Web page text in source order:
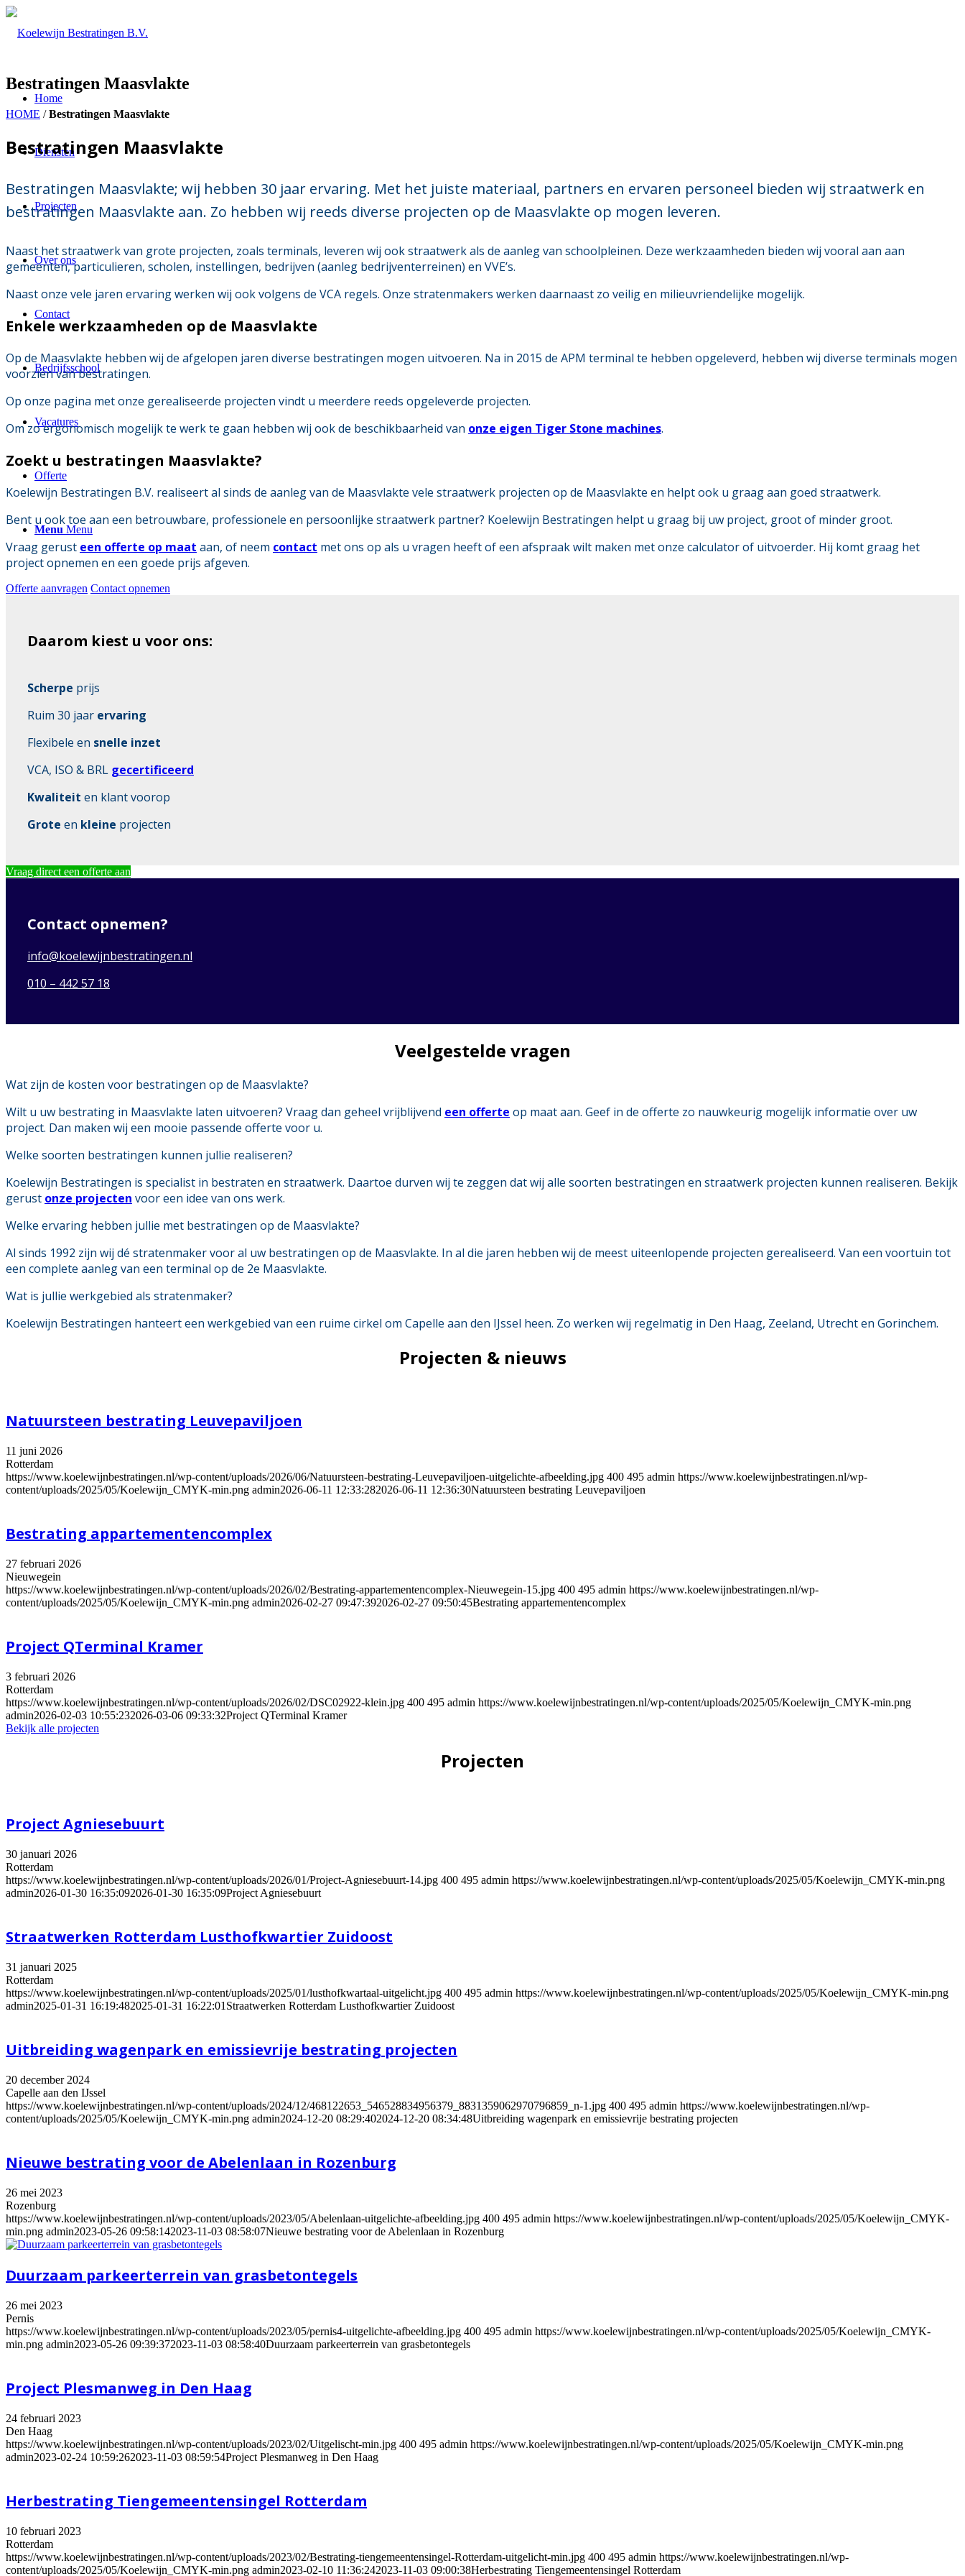
Home
Diensten
Projecten
Over ons
Contact
Bedrijfsschool
Vacatures
Offerte
Menu Menu
Bestratingen Maasvlakte
HOME /Bestratingen Maasvlakte
Bestratingen Maasvlakte
Bestratingen Maasvlakte; wij hebben 30 jaar ervaring. Met het juiste materiaal, partners en ervaren personeel bieden wij straatwerk en
bestratingen Maasvlakte aan. Zo hebben wij reeds diverse projecten op de Maasvlakte op mogen leveren.
Naast het straatwerk van grote projecten, zoals terminals, leveren wij ook straatwerk als de aanleg van schoolpleinen. Deze werkzaamheden bieden wij vooral aan aan
gemeenten, particulieren, scholen, instellingen, bedrijven (aanleg bedrijventerreinen) en VVE’s.
Naast onze vele jaren ervaring werken wij ook volgens de VCA regels. Onze stratenmakers werken daarnaast zo veilig en milieuvriendelijke mogelijk.
Enkele werkzaamheden op de Maasvlakte
Op de Maasvlakte hebben wij de afgelopen jaren diverse bestratingen mogen uitvoeren. Na in 2015 de APM terminal te hebben opgeleverd, hebben wij diverse terminals mogen
voorzien van bestratingen.
Op onze pagina met onze gerealiseerde projecten vindt u meerdere reeds opgeleverde projecten.
Om zo ergonomisch mogelijk te werk te gaan hebben wij ook de beschikbaarheid van onze eigen Tiger Stone machines.
Zoekt u bestratingen Maasvlakte?
Koelewijn Bestratingen B.V. realiseert al sinds de aanleg van de Maasvlakte vele straatwerk projecten op de Maasvlakte en helpt ook u graag aan goed straatwerk.
Bent u ook toe aan een betrouwbare, professionele en persoonlijke straatwerk partner? Koelewijn Bestratingen helpt u graag bij uw project, groot of minder groot.
Vraag gerust een offerte op maat aan, of neem contact met ons op als u vragen heeft of een afspraak wilt maken met onze calculator of uitvoerder. Hij komt graag het
project opnemen en een goede prijs afgeven.
Offerte aanvragen Contact opnemen
Daarom kiest u voor ons:
Scherpe prijs
Ruim 30 jaar ervaring
Flexibele en snelle inzet
VCA, ISO & BRL gecertificeerd
Kwaliteit en klant voorop
Grote en kleine projecten
Vraag direct een offerte aan
Contact opnemen?
info@koelewijnbestratingen.nl
010 – 442 57 18
Veelgestelde vragen
Wat zijn de kosten voor bestratingen op de Maasvlakte?
Wilt u uw bestrating in Maasvlakte laten uitvoeren? Vraag dan geheel vrijblijvend een offerte op maat aan. Geef in de offerte zo nauwkeurig mogelijk informatie over uw
project. Dan maken wij een mooie passende offerte voor u.
Welke soorten bestratingen kunnen jullie realiseren?
Koelewijn Bestratingen is specialist in bestraten en straatwerk. Daartoe durven wij te zeggen dat wij alle soorten bestratingen en straatwerk projecten kunnen realiseren. Bekijk
gerust onze projecten voor een idee van ons werk.
Welke ervaring hebben jullie met bestratingen op de Maasvlakte?
Al sinds 1992 zijn wij dé stratenmaker voor al uw bestratingen op de Maasvlakte. In al die jaren hebben wij de meest uiteenlopende projecten gerealiseerd. Van een voortuin tot
een complete aanleg van een terminal op de 2e Maasvlakte.
Wat is jullie werkgebied als stratenmaker?
Koelewijn Bestratingen hanteert een werkgebied van een ruime cirkel om Capelle aan den IJssel heen. Zo werken wij regelmatig in Den Haag, Zeeland, Utrecht en Gorinchem.
Projecten & nieuws
Natuursteen bestrating Leuvepaviljoen
11 juni 2026
Rotterdam
https://www.koelewijnbestratingen.nl/wp-content/uploads/2026/06/Natuursteen-bestrating-Leuvepaviljoen-uitgelichte-afbeelding.jpg 400 495 admin https://www.koelewijnbestratingen.nl/wp-
content/uploads/2025/05/Koelewijn_CMYK-min.png admin2026-06-11 12:33:282026-06-11 12:36:30Natuursteen bestrating Leuvepaviljoen
Bestrating appartementencomplex
27 februari 2026
Nieuwegein
https://www.koelewijnbestratingen.nl/wp-content/uploads/2026/02/Bestrating-appartementencomplex-Nieuwegein-15.jpg 400 495 admin https://www.koelewijnbestratingen.nl/wp-
content/uploads/2025/05/Koelewijn_CMYK-min.png admin2026-02-27 09:47:392026-02-27 09:50:45Bestrating appartementencomplex
Project QTerminal Kramer
3 februari 2026
Rotterdam
https://www.koelewijnbestratingen.nl/wp-content/uploads/2026/02/DSC02922-klein.jpg 400 495 admin https://www.koelewijnbestratingen.nl/wp-content/uploads/2025/05/Koelewijn_CMYK-min.png
admin2026-02-03 10:55:232026-03-06 09:33:32Project QTerminal Kramer
Bekijk alle projecten
Projecten
Project Agniesebuurt
30 januari 2026
Rotterdam
https://www.koelewijnbestratingen.nl/wp-content/uploads/2026/01/Project-Agniesebuurt-14.jpg 400 495 admin https://www.koelewijnbestratingen.nl/wp-content/uploads/2025/05/Koelewijn_CMYK-min.png
admin2026-01-30 16:35:092026-01-30 16:35:09Project Agniesebuurt
Straatwerken Rotterdam Lusthofkwartier Zuidoost
31 januari 2025
Rotterdam
https://www.koelewijnbestratingen.nl/wp-content/uploads/2025/01/lusthofkwartaal-uitgelicht.jpg 400 495 admin https://www.koelewijnbestratingen.nl/wp-content/uploads/2025/05/Koelewijn_CMYK-min.png
admin2025-01-31 16:19:482025-01-31 16:22:01 Straatwerken Rotterdam Lusthofkwartier Zuidoost
Uitbreiding wagenpark en emissievrije bestrating projecten
20 december 2024
Capelle aan den IJssel
https://www.koelewijnbestratingen.nl/wp-content/uploads/2024/12/468122653_546528834956379_8831359062970796859_n-1.jpg 400 495 admin https://www.koelewijnbestratingen.nl/wp-
content/uploads/2025/05/Koelewijn_CMYK-min.png admin2024-12-20 08:29:402024-12-20 08:34:48Uitbreiding wagenpark en emissievrije bestrating projecten
Nieuwe bestrating voor de Abelenlaan in Rozenburg
26 mei 2023
Rozenburg
https://www.koelewijnbestratingen.nl/wp-content/uploads/2023/05/Abelenlaan-uitgelichte-afbeelding.jpg 400 495 admin https://www.koelewijnbestratingen.nl/wp-content/uploads/2025/05/Koelewijn_CMYK-
min.png admin2023-05-26 09:58:142023-11-03 08:58:07Nieuwe bestrating voor de Abelenlaan in Rozenburg
Duurzaam parkeerterrein van grasbetontegels
26 mei 2023
Pernis
https://www.koelewijnbestratingen.nl/wp-content/uploads/2023/05/pernis4-uitgelichte-afbeelding.jpg 400 495 admin https://www.koelewijnbestratingen.nl/wp-content/uploads/2025/05/Koelewijn_CMYK-
min.png admin2023-05-26 09:39:372023-11-03 08:58:40Duurzaam parkeerterrein van grasbetontegels
Project Plesmanweg in Den Haag
24 februari 2023
Den Haag
https://www.koelewijnbestratingen.nl/wp-content/uploads/2023/02/Uitgelischt-min.jpg 400 495 admin https://www.koelewijnbestratingen.nl/wp-content/uploads/2025/05/Koelewijn_CMYK-min.png
admin2023-02-24 10:59:262023-11-03 08:59:54Project Plesmanweg in Den Haag
Herbestrating Tiengemeentensingel Rotterdam
10 februari 2023
Rotterdam
https://www.koelewijnbestratingen.nl/wp-content/uploads/2023/02/Bestrating-tiengemeentensingel-Rotterdam-uitgelicht-min.jpg 400 495 admin https://www.koelewijnbestratingen.nl/wp-
content/uploads/2025/05/Koelewijn_CMYK-min.png admin2023-02-10 11:36:242023-11-03 09:00:38Herbestrating Tiengemeentensingel Rotterdam